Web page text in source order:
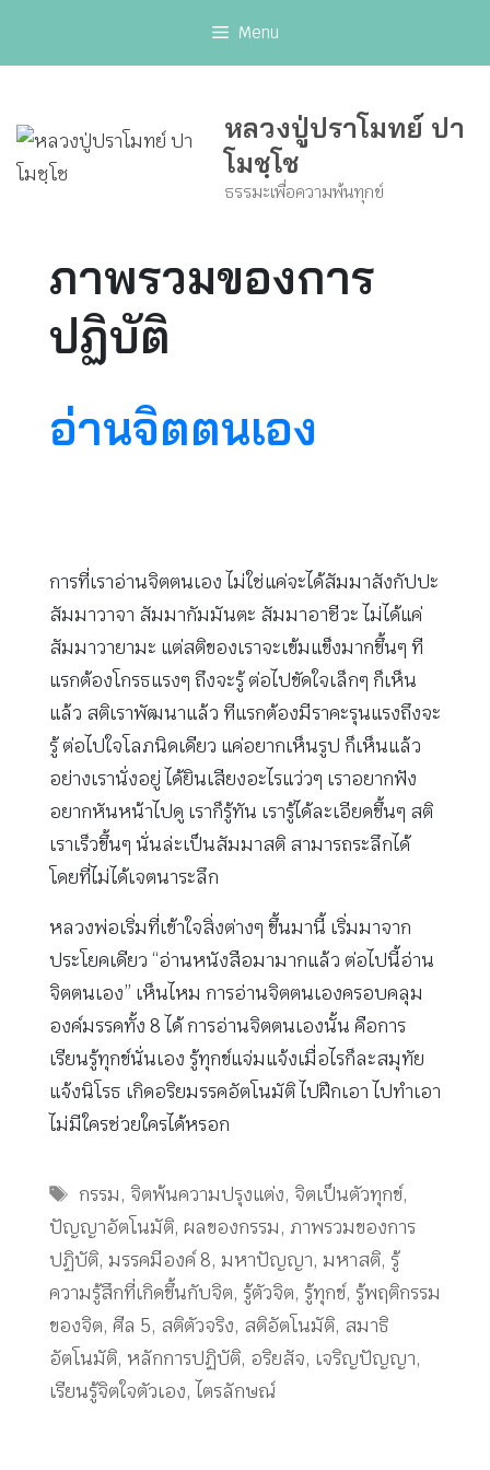
Menu
หลวงปู่ปราโมทย์ ปา
โมชฺโช
ธรรมะเพื่อความพ้นทุกข์
ภาพรวมของการ
ปฏิบัติ
อ่านจิตตนเอง
การที่เราอ่านจิตตนเอง ไม่ใช่แค่จะได้สัมมาสังกัปปะ
สัมมาวาจา สัมมากัมมันตะ สัมมาอาชีวะ ไม่ได้แค่
สัมมาวายามะ แต่สติของเราจะเข้มแข็งมากขึ้นๆ ที
แรกต้องโกรธแรงๆ ถึงจะรู้ ต่อไปขัดใจเล็กๆ ก็เห็น
แล้ว สติเราพัฒนาแล้ว ทีแรกต้องมีราคะรุนแรงถึงจะ
รู้ ต่อไปใจโลภนิดเดียว แค่อยากเห็นรูป ก็เห็นแล้ว
อย่างเรานั่งอยู่ ได้ยินเสียงอะไรแว่วๆ เราอยากฟัง
อยากหันหน้าไปดู เราก็รู้ทัน เรารู้ได้ละเอียดขึ้นๆ สติ
เราเร็วขึ้นๆ นั่นล่ะเป็นสัมมาสติ สามารถระลึกได้
โดยที่ไม่ได้เจตนาระลึก
หลวงพ่อเริ่มที่เข้าใจสิ่งต่างๆ ขึ้นมานี้ เริ่มมาจาก
ประโยคเดียว “อ่านหนังสือมามากแล้ว ต่อไปนี้อ่าน
จิตตนเอง” เห็นไหม การอ่านจิตตนเองครอบคลุม
องค์มรรคทั้ง 8 ได้ การอ่านจิตตนเองนั้น คือการ
เรียนรู้ทุกข์นั่นเอง รู้ทุกข์แจ่มแจ้งเมื่อไรก็ละสมุทัย
แจ้งนิโรธ เกิดอริยมรรคอัตโนมัติ ไปฝึกเอา ไปทำเอา
ไม่มีใครช่วยใครได้หรอก
Tags
กรรม, จิตพ้นความปรุงแต่ง, จิตเป็นตัวทุกข์,
ปัญญาอัตโนมัติ, ผลของกรรม, ภาพรวมของการ
ปฏิบัติ, มรรคมีองค์ 8, มหาปัญญา, มหาสติ, รู้
ความรู้สึกที่เกิดขึ้นกับจิต, รู้ตัวจิต, รู้ทุกข์, รู้พฤติกรรม
ของจิต, ศีล 5, สติตัวจริง, สติอัตโนมัติ, สมาธิ
อัตโนมัติ, หลักการปฏิบัติ, อริยสัจ, เจริญปัญญา,
เรียนรู้จิตใจตัวเอง, ไตรลักษณ์